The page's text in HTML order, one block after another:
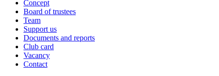
Concept
Board of trustees
Team
Support us
Documents and reports
Club card
Vacancy
Contact